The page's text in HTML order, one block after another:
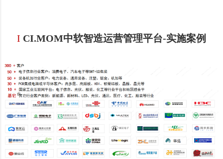
I CI.MOM中软智造运营管理平台-实施案例